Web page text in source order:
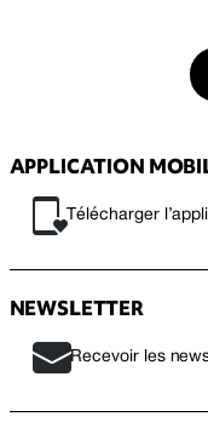
APPLICATION
Télécharger
NEWSLETTER
Recevoir les